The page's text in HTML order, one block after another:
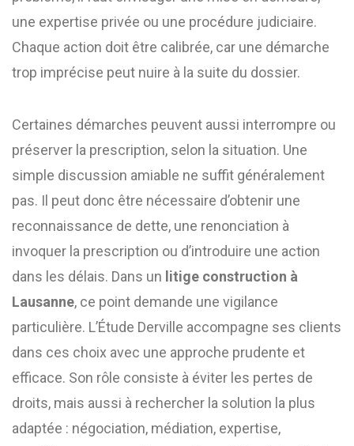
une expertise privée ou une procédure judiciaire.
Chaque action doit être calibrée, car une démarche
trop imprécise peut nuire à la suite du dossier.
Certaines démarches peuvent aussi interrompre ou
préserver la prescription, selon la situation. Une
simple discussion amiable ne suffit généralement
pas. Il peut donc être nécessaire d’obtenir une
reconnaissance de dette, une renonciation à
invoquer la prescription ou d’introduire une action
dans les délais. Dans un litige construction à
Lausanne, ce point demande une vigilance
particulière. L’Étude Derville accompagne ses clients
dans ces choix avec une approche prudente et
efficace. Son rôle consiste à éviter les pertes de
droits, mais aussi à rechercher la solution la plus
adaptée : négociation, médiation, expertise,